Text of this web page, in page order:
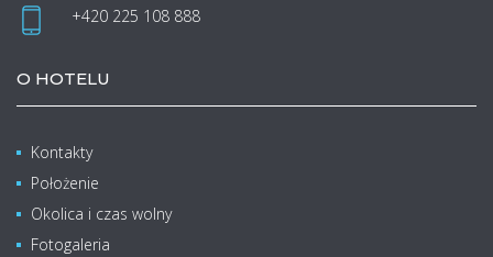
+420 225 108 888
O HOTELU
Kontakty
Położenie
Okolica i czas wolny
Fotogaleria